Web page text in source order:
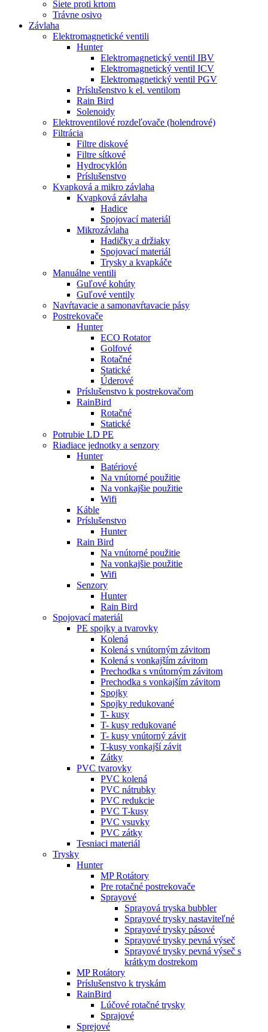
Siete proti krtom
Trávne osivo
Závlaha
Elektromagnetické ventili
Hunter
Elektromagnetický ventil IBV
Elektromagnetický ventil ICV
Elektromagnetický ventil PGV
Príslušenstvo k el. ventilom
Rain Bird
Solenoidy
Elektroventilové rozdeľovače (holendrové)
Filtrácia
Filtre diskové
Filtre sítkové
Hydrocyklón
Príslušenstvo
Kvapková a mikro závlaha​
Kvapková závlaha
Hadice
Spojovací materiál
Mikrozávlaha
Hadičky a držiaky
Spojovací materiál
Trysky a kvapkáče
Manuálne ventili
Guľové kohúty
Guľové ventily
Navŕtavacie a samonavŕtavacie pásy
Postrekovače
Hunter
ECO Rotator
Golfové
Rotačné
Statické
Úderové
Príslušenstvo k postrekovačom
RainBird
Rotačné
Statické
Potrubie LD PE
Riadiace jednotky a senzory
Hunter
Batériové
Na vnútorné použitie
Na vonkajšie použitie
Wifi
Káble
Príslušenstvo
Hunter
Rain Bird
Na vnútorné použitie
Na vonkajšie použitie
Wifi
Senzory
Hunter
Rain Bird
Spojovací materiál
PE spojky a tvarovky
Kolená
Kolená s vnútorným závitom
Kolená s vonkajším závitom
Prechodka s vnútorným závitom
Prechodka s vonkajším závitom
Spojky
Spojky redukované
T- kusy
T- kusy redukované
T- kusy vnútorný závit
T-kusy vonkajší závit
Zátky
PVC tvarovky
PVC kolená
PVC nátrubky
PVC redukcie
PVC T-kusy
PVC vsuvky
PVC zátky
Tesniaci materiál
Trysky
Hunter
MP Rotátory
Pre rotačné postrekovače
Sprayové
Sprayová tryska bubbler
Sprayové trysky nastaviteľné
Sprayové trysky pásové
Sprayové trysky pevná výseč
Sprayové trysky pevná výseč s
krátkym dostrekom
MP Rotátory
Príslušenstvo k tryskám
RainBird
Lúčové rotačné trysky
Sprajové
Sprejové